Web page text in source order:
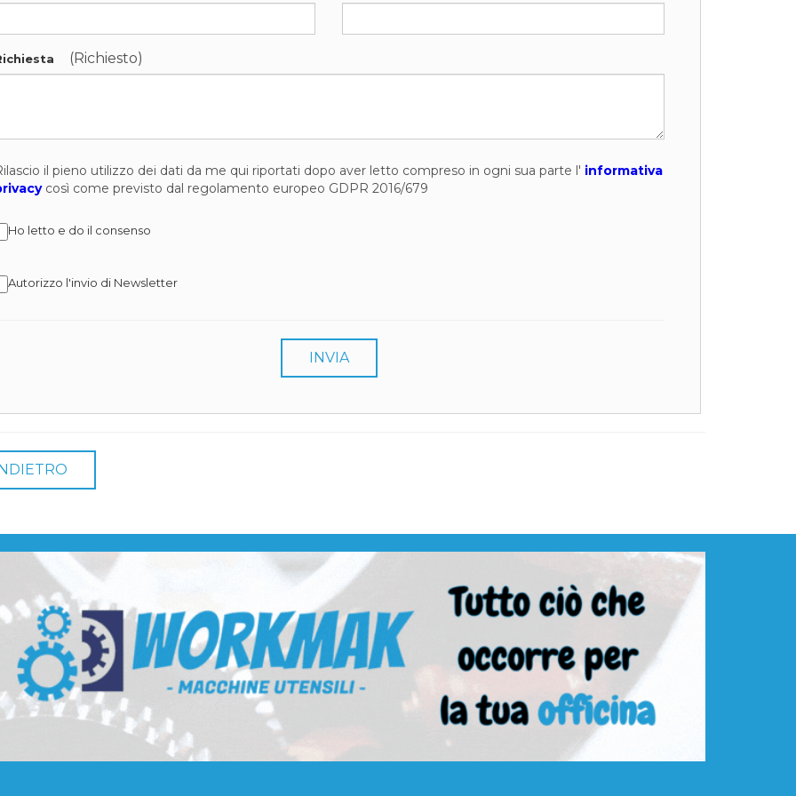
(Richiesto)
il pieno utilizzo dei dati da me qui riportati dopo aver letto compreso in ogni sua parte l' informativa
così come previsto dal regolamento europeo GDPR 2016/679
Ho letto e do il consenso
Autorizzo l'invio di Newsletter
INVIA